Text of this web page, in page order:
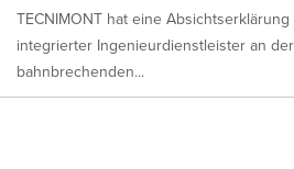
TECNIMONT hat eine
integrierter Ingenieurdienstleister an
bahnbrechenden...